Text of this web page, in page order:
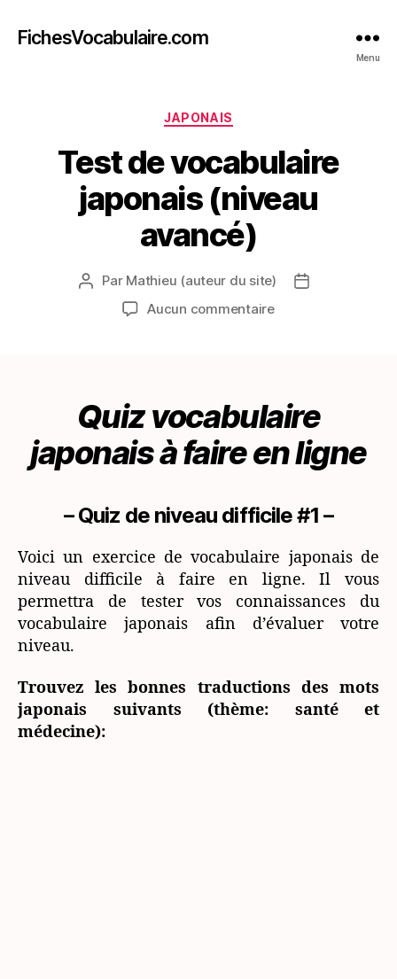
FichesVocabulaire.com
Menu
Catégories
JAPONAIS
Test de vocabulaire
japonais (niveau
avancé)
Auteur
l’article
Par Mathieu (auteur du site)
Date
Aucun commentairesur
(niveau
avancé)
Quiz vocabulaire
japonais à faire en ligne
– Quiz de niveau difficile #1 –
Voici un exercice de vocabulaire japonais de
niveau difficile à faire en ligne. Il vous
permettra de tester vos connaissances du
vocabulaire japonais afin d’évaluer votre
niveau.
Trouvez les bonnes traductions des mots
japonais suivants (thème: santé et
médecine):